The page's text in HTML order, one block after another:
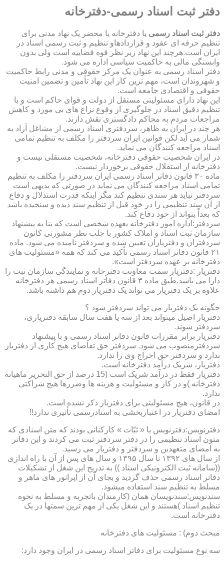
دفتر ثبت اسناد رسمی-دفترخانه
دفتر ثبت اسناد رسمی یا دفترخانه یا محضر یک نهاد مدنی برای
تنظیم حرفه ای عقود و قراردادهاو تنظیم و ثبت رسمی اسناد در
ایران است.هرچند این نهاد زیر نظر قوه قضاییه است ولی بدون
وابستگی مالی به حاکمیت سیاسی اداره می شود.
دفتر اسناد رسمی به عنوان یک مرکز حقوقی و مدنی رابط حاکمیت
و شهروندان است، مهم ترین کار این نهاد تأمین و تضمین امنیت
حقوقی و اقتصادی جامعه است.
این نهاد دارای مسئولیتی مستقل از دولت و قوای حاکم است و با
تنظیم دقیق اسناد در جلوگیری از وقوع نزاع های بی مورد و کاهش
مراجعات مردم به محاکم دادگستری نقش دارند.
هر چند در ایران به ظاهر، سردفتری اسناد رسمی از مشاغل آزاد به
شمار می آید لکن قوانین ایران سردفتر را مکلف به تنظیم تمامی
اسناد مراجعه کنندگان می نماید.
در ایران شخصیت حقوقی دفترخانه، شخصیت مستقلی نیست و
دفترخانه از استقلال حقوقی برخوردار نیست.
ماده ۳۰ قانون دفاتر اسناد رسمی ایران سردفتر را مکلف به تنظیم
تمامی اسناد مراجعه کنندگان می نماید در صورتی که بدیهی است
سردفتر نباید هر سندی تنظیم کند مگر اینکه قدرت استدلال و دفاع
از آن سند تنظیمی را در خود قبل از تنظیم سند دیده و سنجیده باشد
که بعداً بتواند از خود دفاع کند.
سردفتر:اداره امور دفترخانه بعهده شخصی است که بنا به پیشنهاد
سازمان ثبت اسناد و املاک کشور با جلب نظر مشورتی کانون
سردفتران و دفتریاران تعیین شده و سردفتر نامیده می شود. ماده
۲۱ قانون دفاتر اسناد رسمی تأکید می کند که همه «مسئولیت های
دفترخانه بر عهده سردفتر است».
دفتریار :دفتریار سمت معاونت دفترخانه و نمایندگی سازمان ثبت را
دارا می باشد.طبق ماده ۳ قانون دفاتر اسناد رسمی هر دفترخانه
علاوه بر یک دفتریار می تواند یک دفتریار دوم هم داشته باشد.
چگونه یک دفتریار می تواند سردفتر شود ؟
دفتریار اصیل میتواند بعد از سه یا هفت سال سابقه دفتریاری،
سردفتر شوند.
دفتریار برابر مقررات قانون دفاتر اسناد رسمی و با پیشنهاد
سردفترمنصوب می شود. سردفتر حق تقاضای هیچ کاری از دفتریار
ندارد و سردفتر حق اخراج وی را ندارد.
دفتریار، شریک درآمد دفترخانه است.
دفتریار فقط در درآمد شریک است (15 درصد از حق التحریر ماهیانه
دفترخانه )و در کار و مسئولیت و هزینه ها وضررها هیچ شراکتی
ندارد.
در قانون، هیچ مسئولیتی برای دفتریار ذکر نشده است.
امضای دفتریار در اعتباربخشی به اسنادرسمی تأثیری ندارد!!
دفترنویس:دفترنویس یا « ثبّات » کارکنانی بودند که متن اسنادی که
متون اسناد تنظیمی را در دفتر سردفتر ثبت می کردند و این دفاتر
به امضای متعهدین و سردفتر و دفتریار می رسید.
از سال های ۱۳۹۲ تا سال ۱۳۹۵ و سال های پس از آن با راه اندازی
((سامانه ثبت الکترونیکی اسناد )) به تدریج این شغل از تشکیلات
دفاتر اسناد رسمی حذف گردید و بجای آن از اپراتور های ماهر و
مسلط به تنظیم سند استفاده میشود.
سندنویس:سندنویسان همان (کارمندان باتجربه و مسلط به نحوه
تنظیم اسناد )هستند و این شغل یکی از مهم ترین سمتها در یک
دفترخانه است.
مبحث دوم) : مسئولیت های دفترخانه
سه نوع مسئولیت برای دفاتر اسناد رسمی در ایران وجود دارد: